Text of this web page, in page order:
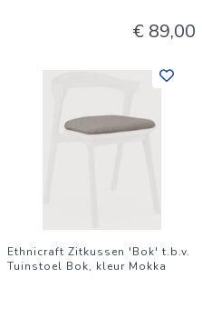
€ 89,00
Ethnicraft Zitkussen 'Bok' t.b.v.
Tuinstoel Bok, kleur Mokka